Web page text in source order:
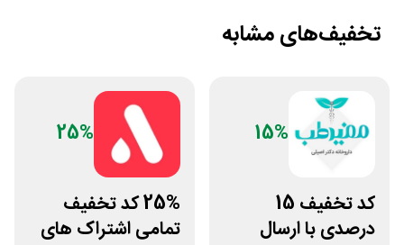
تخفیف‌های مشابه
15%
کد تخفیف 15
درصدی با ارسال
25%
25% کد تخفیف
تمامی اشتراک های